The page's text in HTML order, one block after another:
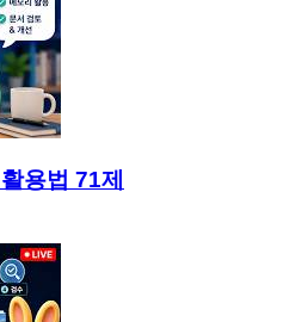
용법 71제